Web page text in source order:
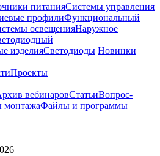
питанияСистемы управления
профилиФункциональный
освещенияНаружное
изделияСветодиоды Новинки
Проекты
вебинаровСтатьиВопрос-
монтажаФайлы и программы